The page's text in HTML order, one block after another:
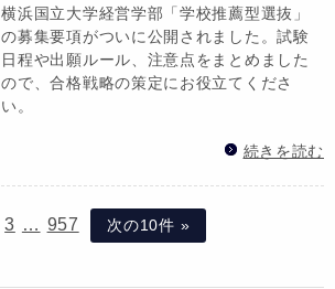
横浜国立大学経営学部「学校推薦型選抜」
の募集要項がついに公開されました。試験
日程や出願ルール、注意点をまとめました
ので、合格戦略の策定にお役立てくださ
い。
続きを読む
3 … 957 次の10件 »